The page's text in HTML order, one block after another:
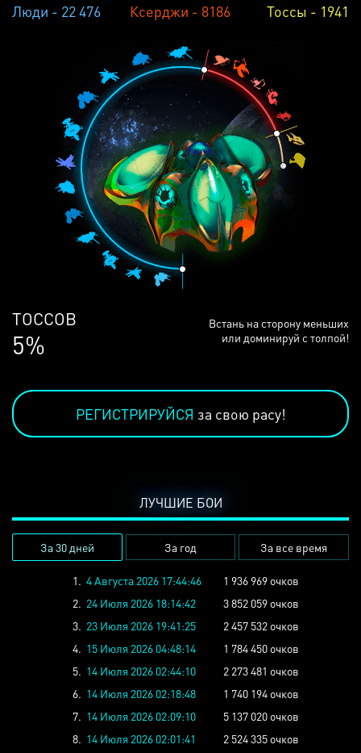
Люди - 22 476 Ксерджи - 8186 Тоссы - 1941
ЛЮДЕЙ
68%
Встань на сторону меньших
или доминируй с толпой!
РЕГИСТРИРУЙСЯ за свою расу!
ЛУЧШИЕ БОИ
За 30 дней За год За все время
1. 4 Августа 2026 17:44:46
1 936 969 очков
2. 24 Июля 2026 18:14:42
3 852 059 очков
3. 23 Июля 2026 19:41:25
2 457 532 очков
4. 15 Июля 2026 04:48:14
1 784 450 очков
5. 14 Июля 2026 02:44:10
2 273 481 очков
6. 14 Июля 2026 02:18:48
1 740 194 очков
7. 14 Июля 2026 02:09:10
5 137 020 очков
8. 14 Июля 2026 02:01:41
2 524 335 очков